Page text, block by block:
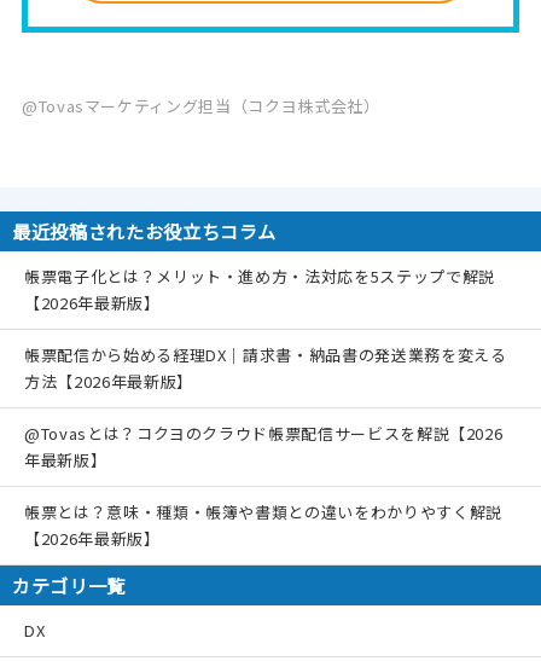
@Tovasマーケティング担当（コクヨ株式会社）
最近投稿されたお役立ちコラム
帳票電子化とは？メリット・進め方・法対応を5ステップで解説
【2026年最新版】
帳票配信から始める経理DX｜請求書・納品書の発送業務を変える
方法【2026年最新版】
@Tovasとは？コクヨのクラウド帳票配信サービスを解説【2026
年最新版】
帳票とは？意味・種類・帳簿や書類との違いをわかりやすく解説
【2026年最新版】
カテゴリ一覧
DX